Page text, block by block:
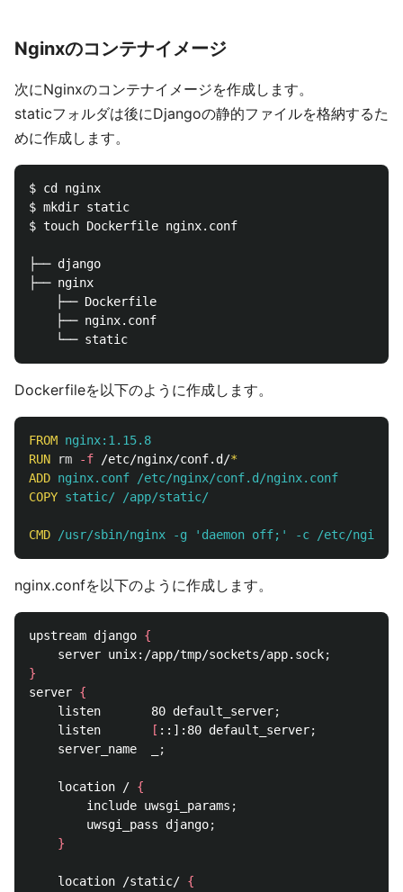
Nginxのコンテナイメージ
次にNginxのコンテナイメージを作成します。
staticフォルダは後にDjangoの静的ファイルを格納するた
めに作成します。
$ cd nginx
$ mkdir static
$ touch Dockerfile nginx.conf
├── django
├── nginx
├── Dockerfile
├── nginx.conf
Dockerfileを以下のように作成します。
FROM nginx:1.15.8
RUN
rm -f /etc/nginx/conf.d/*
ADD nginx.conf /etc/nginx/conf.d/nginx.conf
COPY static/ /app/static/
CMD /usr/sbin/nginx -g 'daemon off;' -c /etc/nginx/
nginx.confを以下のように作成します。
upstream django {
    server unix:/app/tmp/sockets/app.sock
;
}
server {
    listen       80 default_server
;
    listen
[ ::]:80 default_server;
    server_name  _
;
    location /
{
        include uwsgi_params
;
        uwsgi_pass django
;
}
    location /static/
{